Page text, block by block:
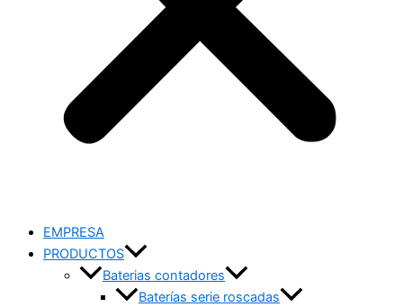
EMPRESA
PRODUCTOS
Baterias contadores
Baterías serie roscadas